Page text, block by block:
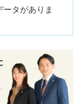
タがありま